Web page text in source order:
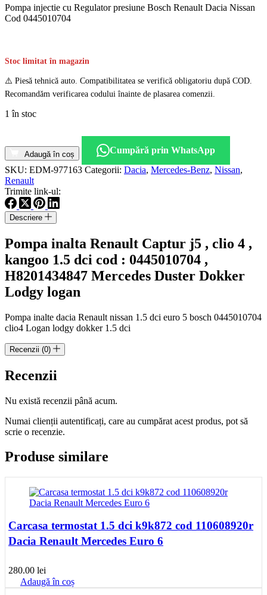
Pompa injectie cu Regulator presiune Bosch Renault Dacia Nissan
Cod 0445010704
Stoc limitat în magazin
⚠️ Piesă tehnică auto. Compatibilitatea se verifică obligatoriu după COD.
Recomandăm verificarea codului înainte de plasarea comenzii.
1 în stoc
Pompa
injectie
cu
Regulator
presiune
Bosch
Renault
Dacia
Cod
0445010704
Adaugă în coș
Cumpără prin WhatsApp
SKU: EDM-977163 Categorii: Dacia, Mercedes-Benz, Nissan,
Renault
Trimite link-ul:
Descriere
Pompa inalta Renault Captur j5 , clio 4 ,
kangoo 1.5 dci cod : 0445010704 ,
H8201434847 Mercedes Duster Dokker
Lodgy logan
Pompa inalte dacia Renault nissan 1.5 dci euro 5 bosch 0445010704
clio4 Logan lodgy dokker 1.5 dci
Recenzii (0)
Recenzii
Nu există recenzii până acum.
Numai clienții autentificați, care au cumpărat acest produs, pot să
scrie o recenzie.
Produse similare
Carcasa termostat 1.5 dci k9k872 cod 110608920r
Dacia Renault Mercedes Euro 6
280.00 lei
Adaugă în coș